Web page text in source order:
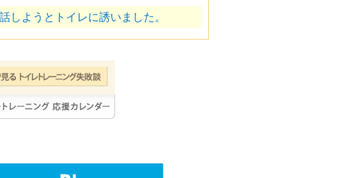
しようとトイレに誘いました。